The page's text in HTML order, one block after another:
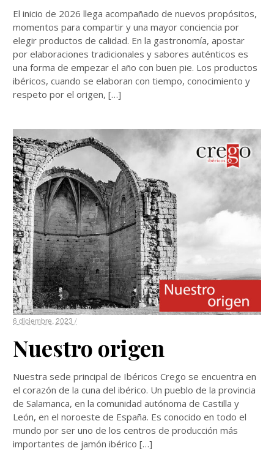
El inicio de 2026 llega acompañado de nuevos propósitos,
momentos para compartir y una mayor conciencia por
elegir productos de calidad. En la gastronomía, apostar
por elaboraciones tradicionales y sabores auténticos es
una forma de empezar el año con buen pie. Los productos
ibéricos, cuando se elaboran con tiempo, conocimiento y
respeto por el origen, […]
6 diciembre, 2023 /
Nuestro origen
Nuestra sede principal de Ibéricos Crego se encuentra en
el corazón de la cuna del ibérico. Un pueblo de la provincia
de Salamanca, en la comunidad autónoma de Castilla y
León, en el noroeste de España. Es conocido en todo el
mundo por ser uno de los centros de producción más
importantes de jamón ibérico […]